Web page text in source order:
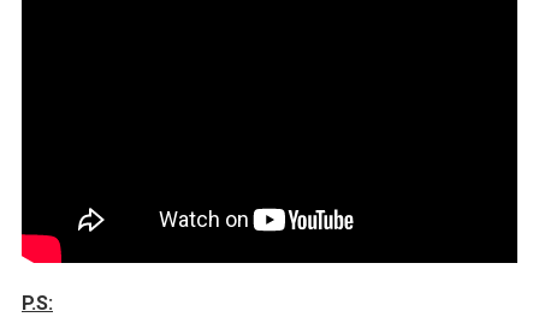
P.S: